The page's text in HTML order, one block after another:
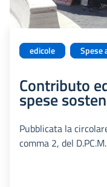
edicole Spese
Contributo
spese
Pubblicata la
comma 2, del